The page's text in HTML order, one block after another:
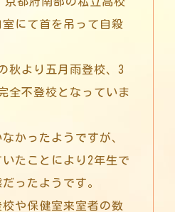
にて首を吊って自殺
秋より五月雨登校、3
全不登校となっていま
かったようですが、
たことにより2年生で
ったようです。
や保健室来室者の数